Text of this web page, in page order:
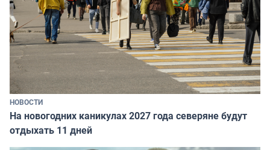
НОВОСТИ
На новогодних каникулах 2027 года северяне будут
отдыхать 11 дней